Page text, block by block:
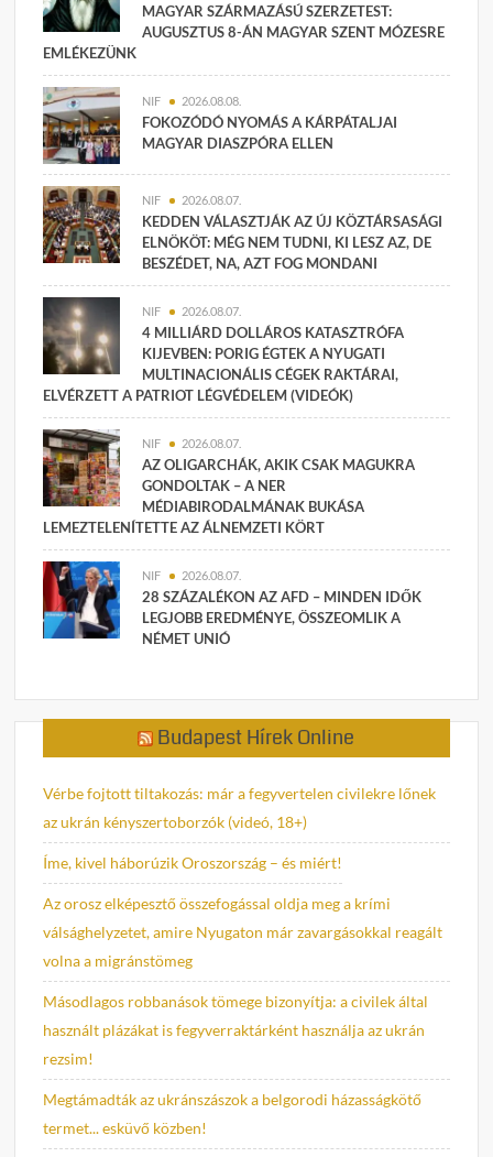
MAGYAR SZÁRMAZÁSÚ SZERZETEST:
AUGUSZTUS 8-ÁN MAGYAR SZENT MÓZESRE
EMLÉKEZÜNK
NIF 2026.08.08.
FOKOZÓDÓ NYOMÁS A KÁRPÁTALJAI
MAGYAR DIASZPÓRA ELLEN
NIF 2026.08.07.
KEDDEN VÁLASZTJÁK AZ ÚJ KÖZTÁRSASÁGI
ELNÖKÖT: MÉG NEM TUDNI, KI LESZ AZ, DE
BESZÉDET, NA, AZT FOG MONDANI
NIF 2026.08.07.
4 MILLIÁRD DOLLÁROS KATASZTRÓFA
KIJEVBEN: PORIG ÉGTEK A NYUGATI
MULTINACIONÁLIS CÉGEK RAKTÁRAI,
ELVÉRZETT A PATRIOT LÉGVÉDELEM (VIDEÓK)
NIF 2026.08.07.
AZ OLIGARCHÁK, AKIK CSAK MAGUKRA
GONDOLTAK – A NER
MÉDIABIRODALMÁNAK BUKÁSA
LEMEZTELENÍTETTE AZ ÁLNEMZETI KÖRT
NIF 2026.08.07.
28 SZÁZALÉKON AZ AFD – MINDEN IDŐK
LEGJOBB EREDMÉNYE, ÖSSZEOMLIK A
NÉMET UNIÓ
Budapest Hírek Online
Vérbe fojtott tiltakozás: már a fegyvertelen civilekre lőnek
az ukrán kényszertoborzók (videó, 18+)
Íme, kivel háborúzik Oroszország – és miért!
Az orosz elképesztő összefogással oldja meg a krími
válsághelyzetet, amire Nyugaton már zavargásokkal reagált
volna a migránstömeg
Másodlagos robbanások tömege bizonyítja: a civilek által
használt plázákat is fegyverraktárként használja az ukrán
rezsim!
Megtámadták az ukránszászok a belgorodi házasságkötő
termet... esküvő közben!